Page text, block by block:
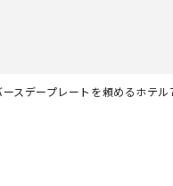
ースデープレートを頼めるホテル